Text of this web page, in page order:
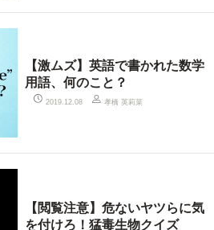
【激ムズ】英語で書かれた数学
用語、何のこと？
2019.12.08 孝橋 英莉菜
【閲覧注意】危ないヤツらに気
を付けろ！猛毒生物クイズ